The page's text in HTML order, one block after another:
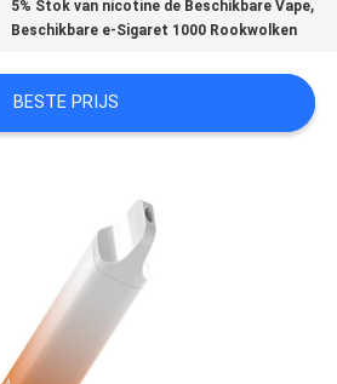
5% Stok van nicotine de Beschikbare Vape
Beschikbare e-Sigaret 1000 Rookwolken
BESTE PRIJS